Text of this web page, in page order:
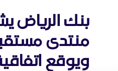
بنك الرياض
منتدى
ويوقع